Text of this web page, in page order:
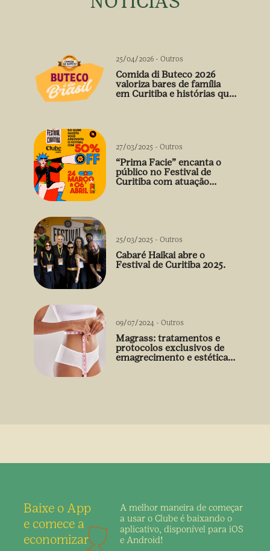
25/04/2026 - Outros
Comida di Buteco 2026
valoriza bares de família
em Curitiba e histórias que
27/03/2025 - Outros
“Prima Facie” encanta o
público no Festival de
Curitiba com atuação
25/03/2025 - Outros
Cabaré Haikai abre o
Festival de Curitiba 2025.
09/07/2024 - Outros
Magrass: tratamentos e
protocolos exclusivos de
emagrecimento e estética
Baixe o App
e comece a
economizar
A melhor maneira de começar
a usar o Clube é baixando o
aplicativo, disponível para iOS
e Android!